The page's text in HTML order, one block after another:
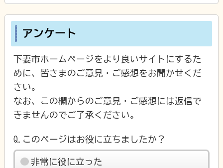
アンケート
下妻市ホームページをより良いサイトにするた
めに、皆さまのご意見・ご感想をお聞かせくだ
さい。
なお、この欄からのご意見・ご感想には返信で
きませんのでご了承ください。
Q.このページはお役に立ちましたか？
非常に役に立った